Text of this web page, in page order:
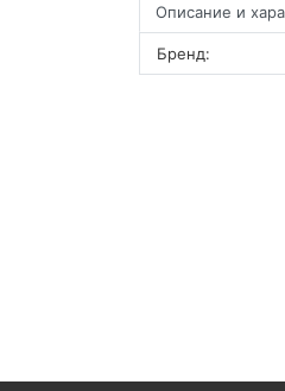
Описание и
Бренд: